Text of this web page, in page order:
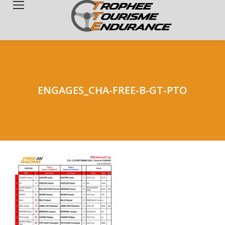
ENGAGES_CHA-FREE-B-GT-PTO